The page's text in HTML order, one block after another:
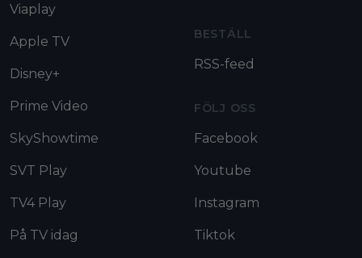
Viaplay
Apple TV
Disney+
Prime Video
SkyShowtime
SVT Play
TV4 Play
På TV idag
BESTÄLL
RSS-feed
FÖLJ OSS
Facebook
Youtube
Instagram
Tiktok